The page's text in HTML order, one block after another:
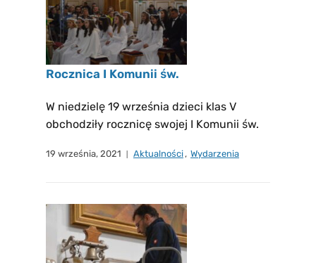
Rocznica I Komunii św.
W niedzielę 19 września dzieci klas V
obchodziły rocznicę swojej I Komunii św.
19 września, 2021 Aktualności , Wydarzenia